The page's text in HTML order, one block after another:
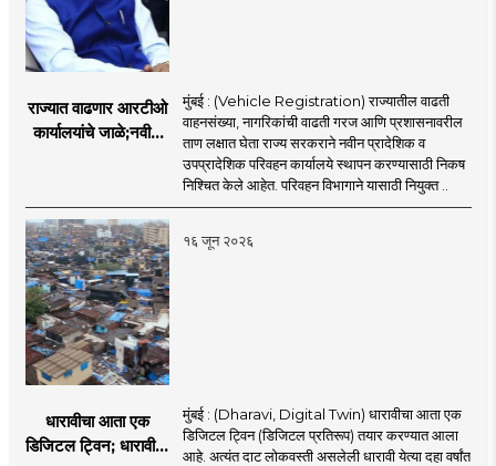
राज्यात वाढणार आरटीओ
कार्यालयांचे जाळे;नवीन
मुंबई : (Vehicle Registration) राज्यातील वाढती
वाहनसंख्या, नागरिकांची वाढती गरज आणि प्रशासनावरील
ताण लक्षात घेता राज्य सरकराने नवीन प्रादेशिक व
उपप्रादेशिक परिवहन कार्यालये स्थापन करण्यासाठी निकष
निश्चित केले आहेत. परिवहन विभागाने यासाठी नियुक्त ..
१६ जून २०२६
धारावीचा आता एक
डिजिटल ट्विन; धारावीची
मुंबई : (Dharavi, Digital Twin) धारावीचा आता एक
डिजिटल ट्विन (डिजिटल प्रतिरूप) तयार करण्यात आला
आहे. अत्यंत दाट लोकवस्ती असलेली धारावी येत्या दहा वर्षांत